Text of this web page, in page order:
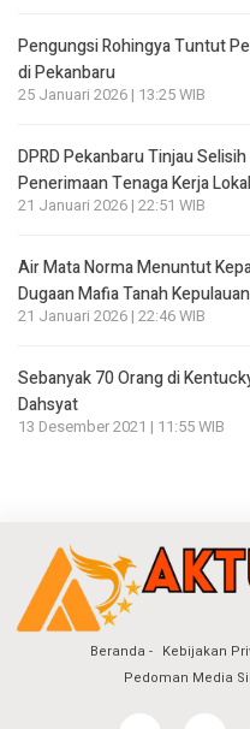
Pengungsi Rohingya Tuntut
di Pekanbaru
25 Januari 2026 | 13:25 WIB
DPRD Pekanbaru Tinjau
Penerimaan Tenaga Kerja Lokal
21 Januari 2026 | 22:51 WIB
Air Mata Norma Menuntut
Dugaan Mafia Tanah
21 Januari 2026 | 22:46 WIB
Sebanyak 70 Orang di
Dahsyat
13 Desember 2021 | 11:55 WIB
Beranda Kebijakan
Pedoman Media